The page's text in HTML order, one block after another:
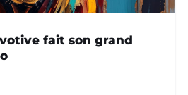
fait son grand